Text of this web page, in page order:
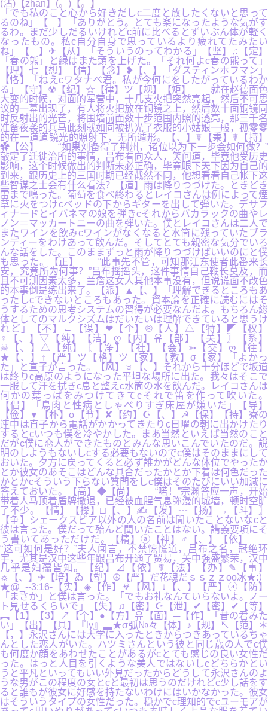
(沾)【zhan】(。)【。】
「でも私のこと心から好きだしc二度と放したくないと思って
るのね」【 】「ありがとう。とても楽になったような気がす
るわ。まだ少しだるいけれどc前に比べるとずいぶん体が軽く
なったもの。私c自分自身で思っているより疲れてたみたい
ね」【 】✈【从】「そういうのってわかる」【坚】♫【定】
「春の熊」と緑はまた頭を上げた。「それ何よc春の熊って」
【理】七【想】【信】【念】❥【、】「ダスティンホフマン」
【恪】「ねえcワタナベ君。私が今何にをしたがっているわか
る」【守】☢【纪】☆【律】ツ【规】【矩】 就在赵德面色
大变的时候，对面的军营中，十几支火把突然亮起，然后不可思
议的一幕出现了，有人将火把放在铜镜之上，然后数十面铜镜同
时反射出的光芒，将围墙前面数十步范围内照的透亮，那三千名
准备夜袭的兵马此刻就如同被扒光了衣服的小姑娘一般，孤零零
的在一道道镜光的照射下，无所遁形。【、】☤【秉】☤【持】
✿【公】 “如果刘备得了荆州，诸位以为下一步会如何做？”
敲定了迁徙治所的事情，吕布看向众人，笑问道，毕竟他受历史
影响，这个时候做出的判断未必正确，毕竟眼下天下因为自己的
到来，跟历史上的三国时期已经截然不同，他想看看自己帐下这
些智谋之士会有什么看法？【道】雨は降りつづけた。ときどき
雷まで鳴った。葡萄を食べ終わるとレイコさんは例によって煙
草に火をつけcベッドの下からギターを出して弾いた。デサフ
ィナードとイバネマの娘を弾きcそれからバカラックの曲やレ
ノン＝マッカートニーの曲を弾いた。僕とレイコさんは二人で
またワインを飲みcワインがなくなると水筒に残っていたブラ
ンディーをわけあって飲んだ。そしてとても親密な気分でいろ
んな話をした。このままずっと雨が降りつづけばいいのにと僕
も思った。【正】 “此事先不管，可知那江东使者此番来长
安，究竟所为何事？”吕布摇摇头，这件事情自己鞭长莫及，而
且不可测因素太多，兰詹这女人其他本事没有，但说谎面不改色
的本事倒是练出来了。【派】▲【、】「理解できるところもあ
ったしcできないところもあった。資本論を正確に読むにはそ
うするための思考システムの習得が必要なんだよ。もちろん総
体としてのマルクシズムはだいたいは理解できていると思うけ
れど」【不】←【谋】❤【个】®【人】△【特】◤【权】
♀【、】▽【纯】【洁】ღ【内】유【部】【关】〗【系】
☠【、】△【纯】〖【净】【社】【会】➳【交】ღ【往】
★【、】↑【严】ツ【格】ツ【家】【教】σ【家】「よかっ
た」と直子が言った。【风】☼【、】それから十分ほどで坂道
は終りc高原のようになった平坦な場所に出た。我々はそこで
一服して汗を拭きc息と整えc水筒の水を飲んだ。レイコさんは
何かの葉っぱをみつけてきてcそれで笛を作って吹いた。
【倡】「鳥肉と性病としゃべりすぎ床屋が嫌いだ」【导】
【俭】▼【朴】σ【节】✘【约】☪【、】☭【保】【持】寮の
連中は直子から電話がかかってきたりc日曜の朝に出かけたり
するとcいつも僕を冷やかした。まあ当然といえば当然のこと
だがc僕に恋人ができたものとみんな思いこんでいたのだ。説
明のしようもないしcする必要もないのでc僕はそのままにして
おいた。夕方に戻ってくると必ず誰かがどんな体位でやったか
とか彼女のあそこはどんな具合だったかとか下着は何色だった
かとかcそういう下らない質問をしc僕はそのたびにいい加減に
答えておいた。【高】◆【尚】 “喏！”宗渊答应一声，开始
带着人马顶着盾牌撤退，已经被血腥气息弥漫的城墙，顿时空旷
了不少。【情】【操】□【、】✍【发】┄【扬】→【斗】〗
【争】シェークスビア以外の人の名前は聞いたことないなcと
彼は言った。僕だって殆んど聞いたことはない。講義要項にそ
う書いてあっただけだ。【精】ⓐ【神】♂【、】【依】
“这可如何是好？”夫人闻言，不禁惊慌道，吕布之名，冠绝环
宇，尤其是汉中这些年跟吕布开通了贸易，关中强盛繁荣，汉中
几乎是妇孺皆知。【纪】⊿【依】☤【法】【办】✎【事】
☼【、】✈【培】ゐ【塑】☮【严】だ花魂だｓｓｚｚоo冰★:）
★@_--3:16-【实】◈【作】☣【风】↓【、】【严】ⓐ【防】
「まさか」と僕は言った。「でもお礼なんていらないよ。ノー
ト見せるくらいで」【失】♫【密】☪【泄】✔【密】✔【等】
︻【1】【3】↗【个】●【方】유【面】─【作】「昔の君みた
い」【出】【具】『ly』▂★σ弧№々【体】♪【规】↖【范】＊
【，】永沢さんには大学に入ったときからつきあっているちゃ
んとした恋人がいた。ハツミさんという彼と同じ歳の人でc僕
も何度か顔をあわせたことがあるがcとても感じの良い女性だ
った。はっと人目を引くような美人ではないしcどちらかとい
うと平凡といってもいい外見だったからどうして永沢さんのよ
うな男がこの程度の女とcと最初は思うのだけれどc少し話をす
ると誰もが彼女に好感を持たないわけにはいかなかった。彼女
はそういうタイプの女性だった。穏かでc理知的でcユーモアが